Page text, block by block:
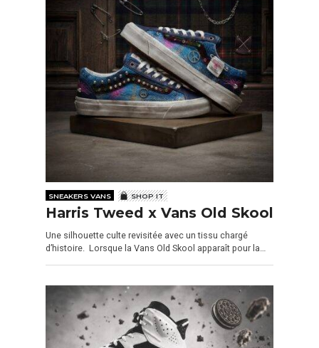
SNEAKERS VANS SHOP IT
Harris Tweed x Vans Old Skool
Une silhouette culte revisitée avec un tissu chargé
d’histoire. Lorsque la Vans Old Skool apparaît pour la…